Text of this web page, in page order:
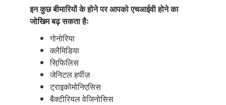
इन कुछ बीमारियों के होने पर आपको एचआईवी होने का
जोखिम बढ़ सकता हैः
गोनोरिया
क्लैमिडिया
सिफि़लिस
जेनिटल हर्पीज़
ट्राइकोमोनिएसिस
बैक्टीरियल वेजिनोसिस